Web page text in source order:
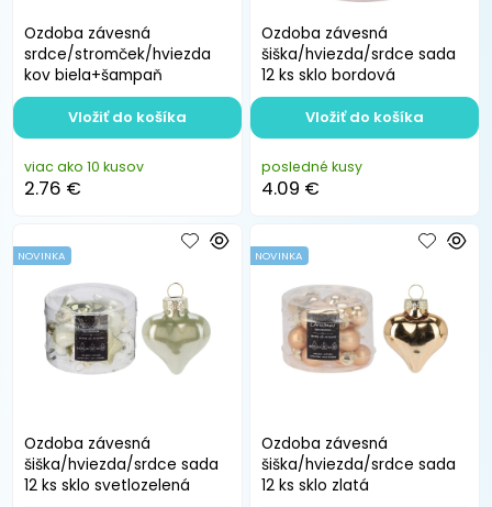
Ozdoba závesná
srdce/stromček/hviezda
kov biela+šampaň
viac ako 10 kusov
2.76 €
Vložiť do košíka
Ozdoba závesná
šiška/hviezda/srdce sada
12 ks sklo bordová
posledné kusy
4.09 €
Vložiť do košíka
Ozdoba závesná
šiška/hviezda/srdce sada
12 ks sklo svetlozelená
NOVINKA
Ozdoba závesná
šiška/hviezda/srdce sada
12 ks sklo zlatá
NOVINKA